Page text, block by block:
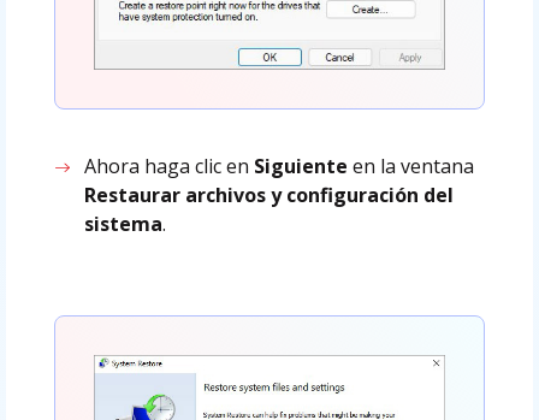
Ahora haga clic en Siguienteen la ventana
Restaurar archivos y configuración del
sistema.